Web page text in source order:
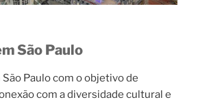
São Paulo
Paulo com o objetivo de
com a diversidade cultural e